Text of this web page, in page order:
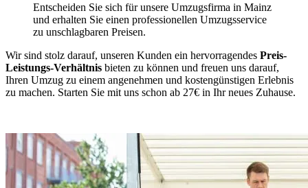
Entscheiden Sie sich für unsere Umzugsfirma in Mainz
und erhalten Sie einen professionellen Umzugsservice
zu unschlagbaren Preisen.
Wir sind stolz darauf, unseren Kunden ein hervorragendes Preis-
Leistungs-Verhältnis bieten zu können und freuen uns darauf,
Ihren Umzug zu einem angenehmen und kostengünstigen Erlebnis
zu machen. Starten Sie mit uns schon ab 27€ in Ihr neues Zuhause.